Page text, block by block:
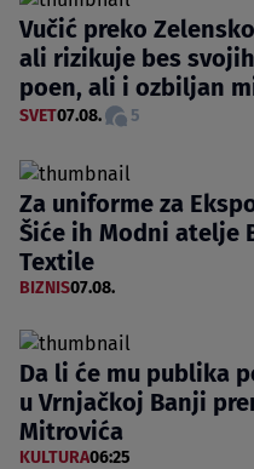
Vučić preko
ali rizikuje bes
poen, ali i ozbiljan
SVET07.08. 5
Za uniforme za
Šiće ih Modni atelje
Textile
BIZNIS07.08.
Da li će mu publika
u Vrnjačkoj Banji
Mitrovića
KULTURA06:25